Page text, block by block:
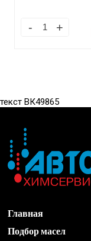
текст ВК49865
Главная
Подбор масел